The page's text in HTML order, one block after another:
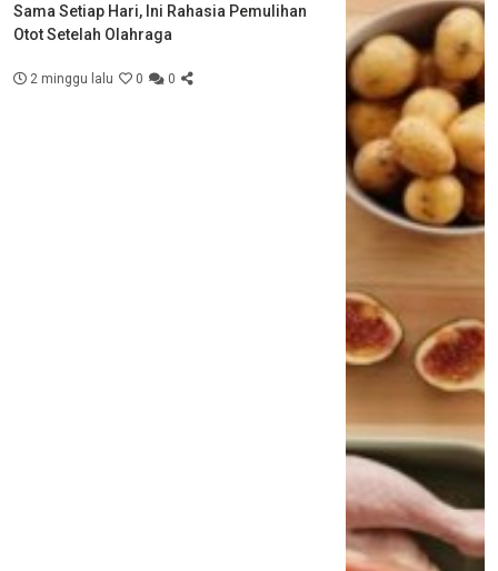
Sama Setiap Hari, Ini Rahasia Pemulihan
Otot Setelah Olahraga
2 minggu lalu 0 0